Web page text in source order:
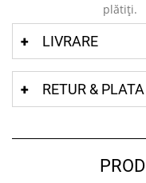
plătiți.
LIVRARE
RETUR & PLATA